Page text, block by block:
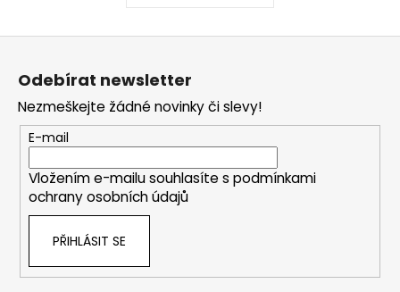
Z
Odebírat newsletter
Nezmeškejte žádné novinky či slevy!
E-mail
Vložením e-mailu souhlasíte s podmínkami
ochrany osobních údajů
PŘIHLÁSIT SE